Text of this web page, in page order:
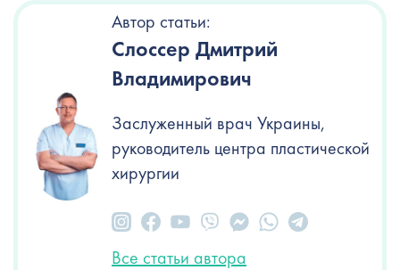
Автор статьи:
Слоссер Дмитрий
Владимирович
Заслуженный врач Украины,
руководитель центра пластической
хирургии
Все статьи автора